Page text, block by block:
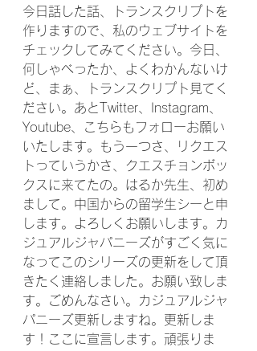
今日話した話、トランスクリプトを
作りますので、私のウェブサイトを
チェックしてみてください。今日、
何しゃべったか、よくわかんないけ
ど、まぁ、トランスクリプト見てく
ださい。あとTwitter、Instagram、
Youtube、こちらもフォローお願い
いたします。もう一つさ、リクエス
トっていうかさ、クエスチョンボッ
クスに来てたの。はるか先生、初め
まして。中国からの留学生シーと申
します。よろしくお願いします。カ
ジュアルジャパニーズがすごく気に
なってこのシリーズの更新をして頂
きたく連絡しました。お願い致しま
す。ごめんなさい。カジュアルジャ
パニーズ更新しますね。更新しま
す！ここに宣言します。頑張りま